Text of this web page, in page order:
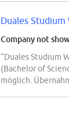
Duales
Company not
“Duales Studium
(Bachelor of
möglich.